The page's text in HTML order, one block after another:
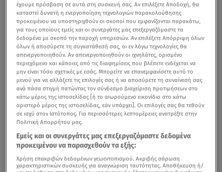
έχουμε πρόσβαση σε αυτά στη συσκευή σας. Αν επιλέξετε Αποδοχή, θα
καταστεί δυνατή η ενεργοποίηση τεχνολογιών παρακολούθησης
προκειμένου να υποστηριχθούν οι σκοποί που εμφανίζονται παρακάτω,
για τους οποίους εμείς και οι συνεργάτες μας επεξεργαζόμαστε τα
δεδομένα με σκοπό την παροχή υπηρεσιών. Αν επιλέξετε Απόρριψη όλων
όλων ή αποσύρετε τη συγκατάθεσή σας, οι εν λόγω τεχνολογίες θα
απενεργοποιηθούν. Αν απενεργοποιηθούν οι ιχνηλάτες, ορισμένο
περιεχόμενο και κάποιες από τις διαφημίσεις που βλέπετε ενδέχεται να
μην είναι τόσο σχετικές με εσάς. Μπορείτε να επανεμφανίσετε αυτό το
μενού για να αλλάξετε τις επιλογές σας ή να αποσύρετε τη συναίνεσή σας
ανά πάσα στιγμή πατώντας τον σύνδεσμο Διαχείριση προτιμήσεων στο
κάτω μέρος της ιστοσελίδας [ή το αιωρούμενο εικονίδιο στο κάτω
αριστερό μέρος της ιστοσελίδας, εάν υπάρχει]. Οι επιλογές σας θα τεθούν
σε ισχύ στον Ιστότοπος. Για περισσότερες λεπτομέρειες ανατρέξτε στην
Πολιτική Απορρήτου μας.
Εμείς και οι συνεργάτες μας επεξεργαζόμαστε δεδομένα
προκειμένου να παρασχεθούν τα εξής:
Χρήση επακριβών δεδομένων γεωεντοπισμού. Ακριβής σάρωση
χαρακτηριστικών συσκευής για αναγνώριση ταυτότητας. Αποθήκευση ή/